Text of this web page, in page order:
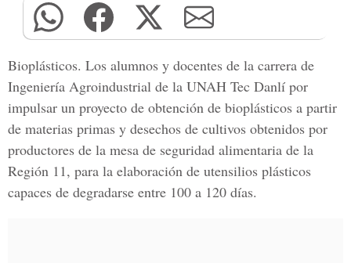
Bioplásticos. Los alumnos y docentes de la carrera de
Ingeniería Agroindustrial de la UNAH Tec Danlí por
impulsar un proyecto de obtención de bioplásticos a partir
de materias primas y desechos de cultivos obtenidos por
productores de la mesa de seguridad alimentaria de la
Región 11, para la elaboración de utensilios plásticos
capaces de degradarse entre 100 a 120 días.